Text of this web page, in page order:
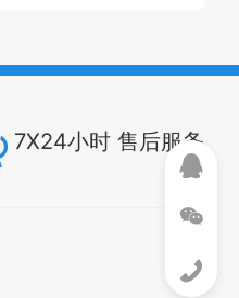
7X24小时 售后服务